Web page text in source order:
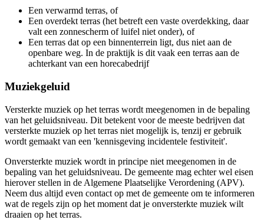
Een verwarmd terras, of
Een overdekt terras (het betreft een vaste overdekking, daar
valt een zonnescherm of luifel niet onder), of
Een terras dat op een binnenterrein ligt, dus niet aan de
openbare weg. In de praktijk is dit vaak een terras aan de
achterkant van een horecabedrijf
Muziekgeluid
Versterkte muziek op het terras wordt meegenomen in de bepaling
van het geluidsniveau. Dit betekent voor de meeste bedrijven dat
versterkte muziek op het terras niet mogelijk is, tenzij er gebruik
wordt gemaakt van een 'kennisgeving incidentele festiviteit'.
Onversterkte muziek wordt in principe niet meegenomen in de
bepaling van het geluidsniveau. De gemeente mag echter wel eisen
hierover stellen in de Algemene Plaatselijke Verordening (APV).
Neem dus altijd even contact op met de gemeente om te informeren
wat de regels zijn op het moment dat je onversterkte muziek wilt
draaien op het terras.